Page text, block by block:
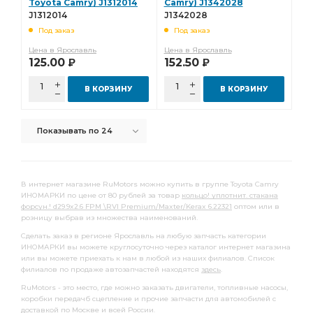
Патрубок радиатора Опора шаровая
Подшипник подвесной Подшипник ступицы
передний левый Ремкомплект суппорта
Сальник коленвала Фильтр топливный сепаратор
топливный сепаратор Меритор о.н.
тормозных колодок ПГУ сцепления
Радиатор охлаждения Подшипник выжимной
тормозной задний шатунные к-т Гайка ступицы
Толкатель клапана Стойка стабилизатора
Рычаг тормозной
Toyota Camry) J1312014
J1312014
Под заказ
Цена в Ярославль
125.00 Р
В КОРЗИНУ
Camry) J1342028
J1342028
Под заказ
Цена в Ярославль
152.50 Р
В КОРЗИНУ
Показывать по 24
В интернет магазине RuMotors можно купить в группе Toyota Camry
ИНОМАРКИ по цене от 80 рублей за товар кольцо! уплотнит. стакана
форсун.! d29.9x2.6 FPM \RVI Premium/Maxter/Kerax 6.22321 оптом или в
розницу выбрав из множества наименований.
Сделать заказ в регионе Ярославль на любую запчасть категории
ИНОМАРКИ вы можете круглосуточно через каталог интернет магазина
или вы можете приехать к нам в любой из наших филиалов. Список
филиалов по продаже автозапчастей находятся здесь.
RuMotors - это место, где можно заказать двигатели, топливные насосы,
коробки передачб сцепление и прочие запчасти для автомобилей с
доставкой по Москве и всей России.